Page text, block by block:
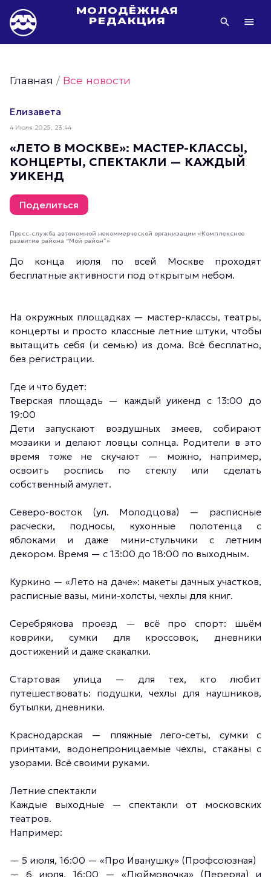
МОЛОДЁЖНАЯ
РЕДАКЦИЯ
Фотогалереи Молодёжи Москвы
Статьи Молодёжи Москвы
Молодёжь Москвы культурная
Молодёжь Москвы спортивная
Молодёжь Москвы в движении
Молодёжь Москвы здоровая
Молодёжь Москвы профессиональная
Главная /Все новости
Елизавета
4 Июля 2025, 23:44
«ЛЕТО В МОСКВЕ»: МАСТЕР-КЛАССЫ,
КОНЦЕРТЫ, СПЕКТАКЛИ — КАЖДЫЙ
УИКЕНД
Поделиться
Пресс-служба автономной некоммерческой организации «Комплексное
развитие района “Мой район”»
До конца июля по всей Москве проходят
бесплатные активности под открытым небом.
На окружных площадках — мастер-классы, театры,
концерты и просто классные летние штуки, чтобы
вытащить себя (и семью) из дома. Всё бесплатно,
без регистрации.
Где и что будет:
Тверская площадь — каждый уикенд с 13:00 до
19:00
Дети запускают воздушных змеев, собирают
мозаики и делают ловцы солнца. Родители в это
время тоже не скучают — можно, например,
освоить роспись по стеклу или сделать
собственный амулет.
Северо-восток (ул. Молодцова) — расписные
расчески, подносы, кухонные полотенца с
яблоками и даже мини-стульчики с летним
декором. Время — с 13:00 до 18:00 по выходным.
Куркино — «Лето на даче»: макеты дачных участков,
расписные вазы, мини-холсты, чехлы для книг.
Серебрякова проезд — всё про спорт: шьём
коврики, сумки для кроссовок, дневники
достижений и даже скакалки.
Стартовая улица — для тех, кто любит
путешествовать: подушки, чехлы для наушников,
бутылки, дневники.
Краснодарская — пляжные лего-сеты, сумки с
принтами, водонепроницаемые чехлы, стаканы с
узорами. Всё своими руками.
Летние спектакли
Каждые выходные — спектакли от московских
театров.
Например:
— 5 июля, 16:00 — «Про Иванушку» (Профсоюзная)
— 6 июля, 16:00 — «Дюймовочка» (Перерва) и